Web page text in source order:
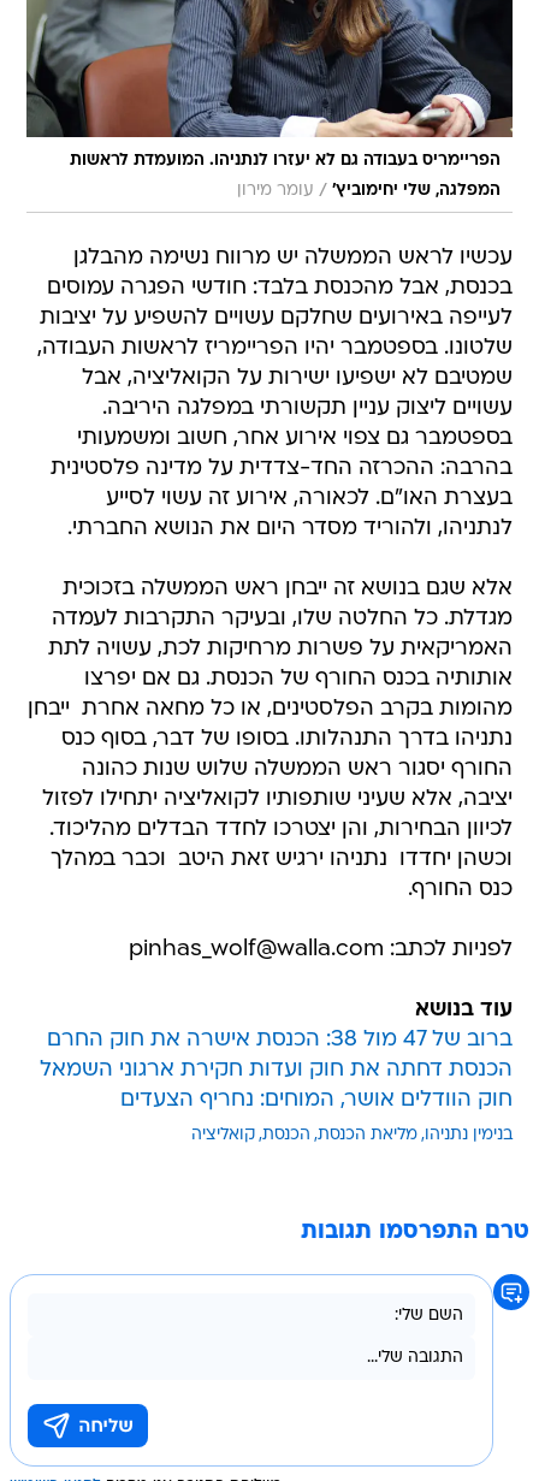
הפריימריס בעבודה גם לא יעזרו לנתניהו. המועמדת לראשות
המפלגה, שלי יחימוביץ' / עומר מירון
עכשיו לראש הממשלה יש מרווח נשימה מהבלגן
בכנסת, אבל מהכנסת בלבד: חודשי הפגרה עמוסים
לעייפה באירועים שחלקם עשויים להשפיע על יציבות
שלטונו. בספטמבר יהיו הפריימריז לראשות העבודה,
שמטיבם לא ישפיעו ישירות על הקואליציה, אבל
עשויים ליצוק עניין תקשורתי במפלגה היריבה.
בספטמבר גם צפוי אירוע אחר, חשוב ומשמעותי
בהרבה: ההכרזה החד-צדדית על מדינה פלסטינית
בעצרת האו"ם. לכאורה, אירוע זה עשוי לסייע
לנתניהו, ולהוריד מסדר היום את הנושא החברתי.
אלא שגם בנושא זה ייבחן ראש הממשלה בזכוכית
מגדלת. כל החלטה שלו, ובעיקר התקרבות לעמדה
האמריקאית על פשרות מרחיקות לכת, עשויה לתת
אותותיה בכנס החורף של הכנסת. גם אם יפרצו
מהומות בקרב הפלסטינים, או כל מחאה אחרת  ייבחן
נתניהו בדרך התנהלותו. בסופו של דבר, בסוף כנס
החורף יסגור ראש הממשלה שלוש שנות כהונה
יציבה, אלא שעיני שותפותיו לקואליציה יתחילו לפזול
לכיוון הבחירות, והן יצטרכו לחדד הבדלים מהליכוד.
וכשהן יחדדו  נתניהו ירגיש זאת היטב  וכבר במהלך
כנס החורף.
לפניות לכתב: pinhas_wolf@walla.com
עוד בנושא
ברוב של 47 מול 38: הכנסת אישרה את חוק החרם
הכנסת דחתה את חוק ועדות חקירת ארגוני השמאל
חוק הוודלים אושר, המוחים: נחריף הצעדים
בנימין נתניהו מליאת הכנסת הכנסת קואליציה
טרם התפרסמו תגובות